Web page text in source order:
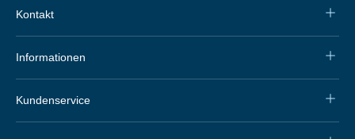
Kontakt
Informationen
Kundenservice